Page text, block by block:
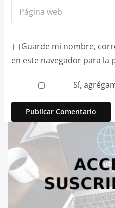
Guarde mi nombre,
en este navegador para la
Sí,